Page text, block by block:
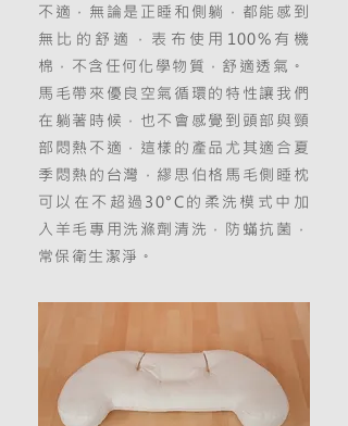
不適，無論是正睡和側躺，都能感到
無比的舒適，表布使用100%有機
棉，不含任何化學物質，舒適透氣。
馬毛帶來優良空氣循環的特性讓我們
在躺著時候，也不會感覺到頭部與頸
部悶熱不適，這樣的產品尤其適合夏
季悶熱的台灣，繆思伯格馬毛側睡枕
可以在不超過30°C的柔洗模式中加
入羊毛專用洗滌劑清洗，防蟎抗菌，
常保衛生潔淨。